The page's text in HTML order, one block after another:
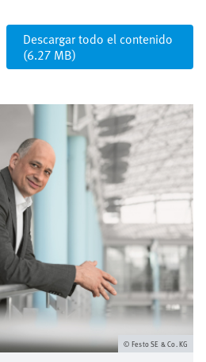
Descargar todo el contenido
(6.27 MB)
Festo SE & Co. KG